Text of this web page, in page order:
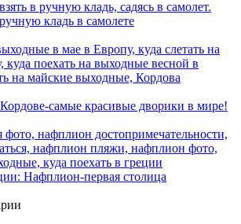
кладь в самолете
самые красивые дворики в мире!
Нафплион-первая столица